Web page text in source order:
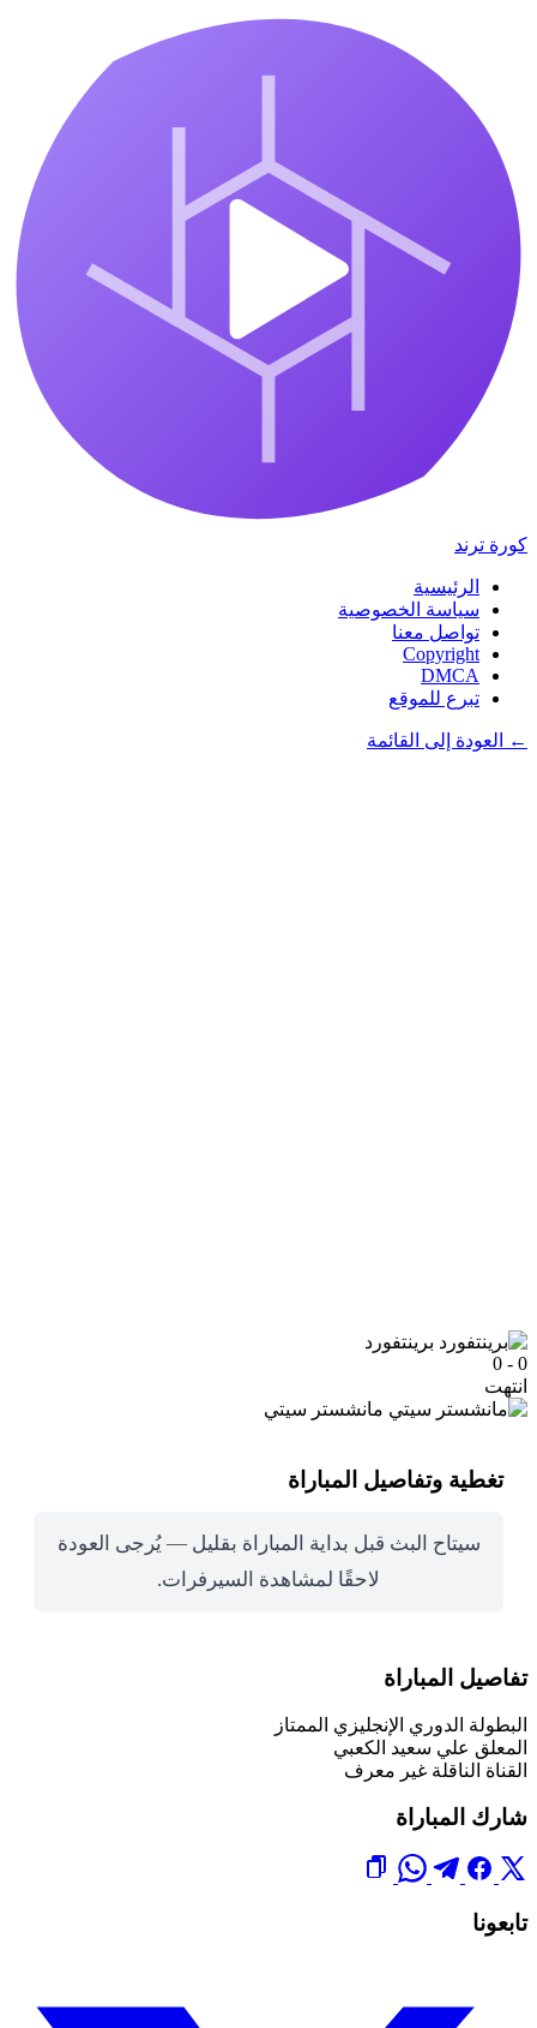
كورة ترند
الرئيسية
سياسة الخصوصية
تواصل معنا
Copyright
DMCA
تبرع للموقع
← العودة إلى القائمة
برينتفورد
0 - 0
انتهت
مانشستر سيتي
تغطية وتفاصيل المباراة
سيتاح البث قبل بداية المباراة بقليل — يُرجى العودة
لاحقًا لمشاهدة السيرفرات.
تفاصيل المباراة
البطولة الدوري الإنجليزي الممتاز
المعلق علي سعيد الكعبي
القناة الناقلة غير معرف
شارك المباراة
تابعونا